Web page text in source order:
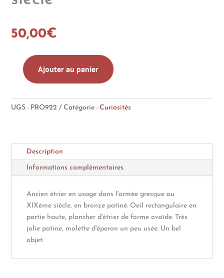
50,00€
quantité
Rare
étrier-
en
bronze
XIXème
Ajouter au panier
UGS : PRO922 Catégorie :Curiosités
Description
Informations complémentaires
Ancien étrier en usage dans l'armée grecque au
XIXème siècle, en bronze patiné. Oeil rectangulaire en
partie haute, plancher d'étrier de forme ovoïde. Très
jolie patine, molette d'éperon un peu usée. Un bel
objet.